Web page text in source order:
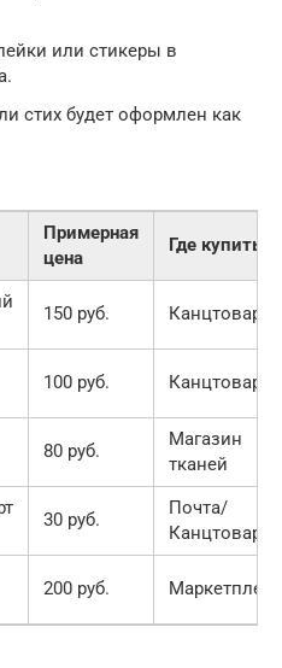
или стикеры в
стих будет оформлен как
Примерная
цена
Где купить
150 руб. Канцтовары
100 руб. Канцтовары
80 руб.
Магазин
тканей
30 руб.
Почта/
Канцтовары
200 руб.